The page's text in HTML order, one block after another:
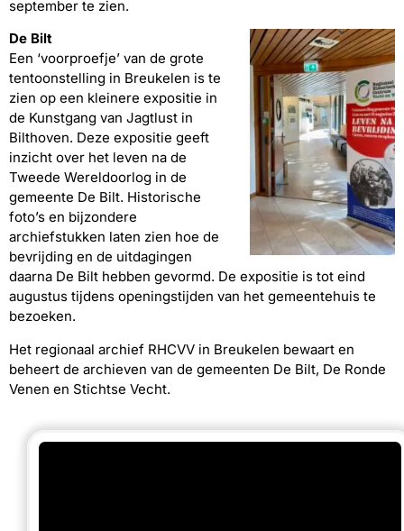
september te zien.
De Bilt
Een ‘voorproefje’ van de grote
tentoonstelling in Breukelen is te
zien op een kleinere expositie in
de Kunstgang van Jagtlust in
Bilthoven. Deze expositie geeft
inzicht over het leven na de
Tweede Wereldoorlog in de
gemeente De Bilt. Historische
foto’s en bijzondere
archiefstukken laten zien hoe de
bevrijding en de uitdagingen
daarna De Bilt hebben gevormd. De expositie is tot eind
augustus tijdens openingstijden van het gemeentehuis te
bezoeken.
Het regionaal archief RHCVV in Breukelen bewaart en
beheert de archieven van de gemeenten De Bilt, De Ronde
Venen en Stichtse Vecht.